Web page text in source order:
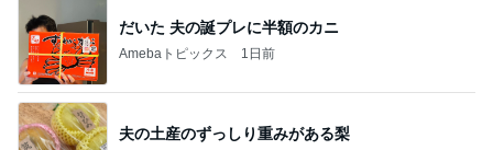
だいた 夫の誕プレに半額のカニ
Amebaトピックス 1日前
夫の土産のずっしり重みがある梨